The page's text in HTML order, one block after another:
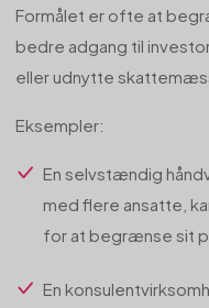
Formålet er ofte at
bedre adgang til
eller udnytte
Eksempler:
En selvstændig
med flere ansatte,
for at begrænse sit
En